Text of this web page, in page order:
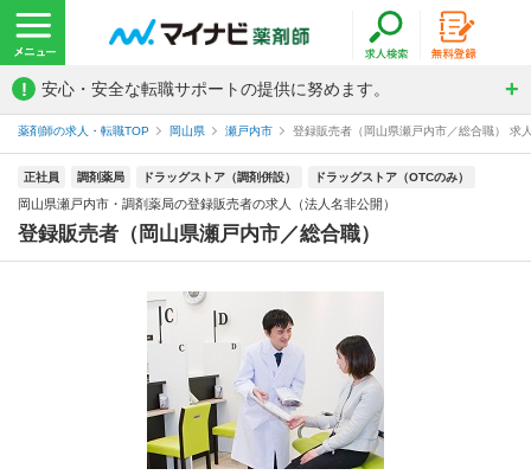
! 安心・安全な転職サポートの提供に努めます。
薬剤師の求人・転職TOP 岡山県 瀬戸内市 登録販売者（岡山県瀬戸内市／総合職） 求
正社員 調剤薬局 ドラッグストア（調剤併設） ドラッグストア（OTCのみ）
岡山県瀬戸内市・調剤薬局の登録販売者の求人（法人名非公開）
登録販売者（岡山県瀬戸内市／総合職）